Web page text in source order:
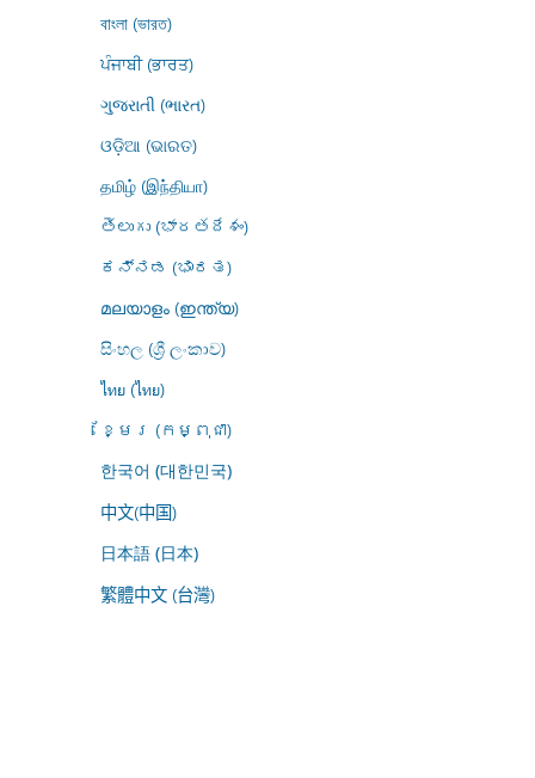
বাংলা (ভারত)
ਪੰਜਾਬੀ (ਭਾਰਤ)
ગુજરાતી (ભારત)
ଓଡ଼ିଆ (ଭାରତ)
தமிழ் (இந்தியா)
తెలుగు (భారతదేశం)
ಕನ್ನಡ (ಭಾರತ)
മലയാളം (ഇന്ത്യ)
සිංහල (ශ්‍රී ලංකාව)
ไทย (ไทย)
ខ្មែរ (កម្ពុជា)
한국어 (대한민국)
中文(中国)
日本語 (日本)
繁體中文 (台灣)